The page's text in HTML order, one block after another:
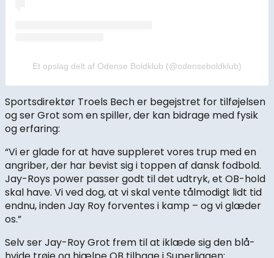
Et opslag delt af Odense Boldklub (@odenseboldklub)
Sportsdirektør Troels Bech er begejstret for tilføjelsen
og ser Grot som en spiller, der kan bidrage med fysik
og erfaring:
“Vi er glade for at have suppleret vores trup med en
angriber, der har bevist sig i toppen af dansk fodbold.
Jay-Roys power passer godt til det udtryk, et OB-hold
skal have. Vi ved dog, at vi skal vente tålmodigt lidt tid
endnu, inden Jay Roy forventes i kamp – og vi glæder
os.”
Selv ser Jay-Roy Grot frem til at iklæde sig den blå-